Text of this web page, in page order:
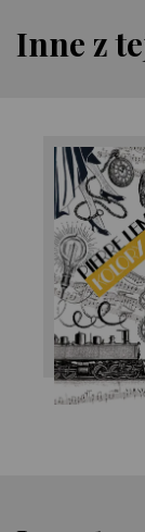
Inne z
Pierre